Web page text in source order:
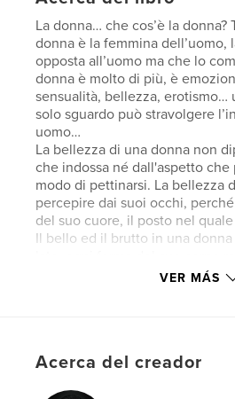
La donna… che cos’è la donna?
donna è la femmina dell’uomo,
opposta all’uomo ma che lo
donna è molto di più, è
sensualità, bellezza, erotismo…
solo sguardo può stravolgere
uomo…
La bellezza di una donna non
che indossa né dall'aspetto che
modo di pettinarsi. La bellezza
percepire dai suoi occhi,
del suo cuore, il posto nel
Il bello ed il brutto in una
di emozioni e sentimenti che
perdutamente….
VER MÁS
Acerca del creador